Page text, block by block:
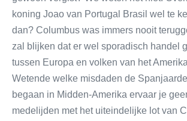
koning Joao van Portugal Brasil wel te
dan? Columbus was immers nooit
zal blijken dat er wel sporadisch handel
tussen Europa en volken van het
Wetende welke misdaden de
begaan in Midden-Amerika ervaar je
medelijden met het uiteindelijke lot van